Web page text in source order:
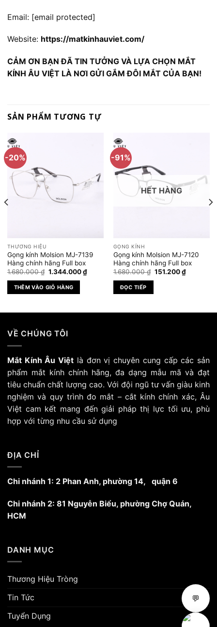
Email: [email protected]
Website: https://matkinhauviet.com/
CẢM ƠN BẠN ĐÃ TIN TƯỞNG VÀ LỰA CHỌN MẮT
KÍNH ÂU VIỆT LÀ NƠI GỬI GẮM ĐÔI MẮT CỦA BẠN!
SẢN PHẨM TƯƠNG TỰ
-20%
THƯƠNG HIỆU
Gọng kính Molsion MJ-7139
Hàng chính hãng Full box
1.680.000₫ Giá
là:
1.680.000 ₫.
1.344.000₫Giá
hiện
1.344.000 ₫.
THÊM VÀO GIỎ HÀNG
-91%
HẾT HÀNG
GỌNG KÍNH
Gọng kính Molsion MJ-7120
Hàng chính hãng Full box
1.680.000₫ Giá
151.200₫Giá
hiện
ĐỌC TIẾP
₫.
VỀ CHÚNG TÔI
Mắt Kính Âu Việt là đơn vị chuyên cung cấp các sản
phẩm mắt kính chính hãng, đa dạng mẫu mã và đạt
tiêu chuẩn chất lượng cao. Với đội ngũ tư vấn giàu kinh
nghiệm và quy trình đo mắt – cắt kính chính xác, Âu
Việt cam kết mang đến giải pháp thị lực tối ưu, phù
hợp với từng nhu cầu sử dụng
ĐỊA CHỈ
Chi nhánh 1: 2 Phan Anh, phường 14, quận 6
Chi nhánh 2: 81 Nguyễn Biểu, phường Chợ Quán,
HCM
DANH MỤC
Thương Hiệu Tròng
Tin Tức
Tuyển Dụng
💬